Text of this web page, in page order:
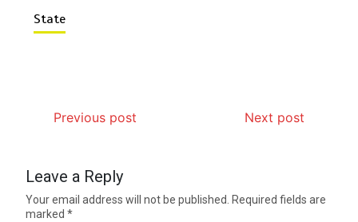
State
Previous post Next post
Leave a Reply
Your email address will not be published. Required fields are
marked*